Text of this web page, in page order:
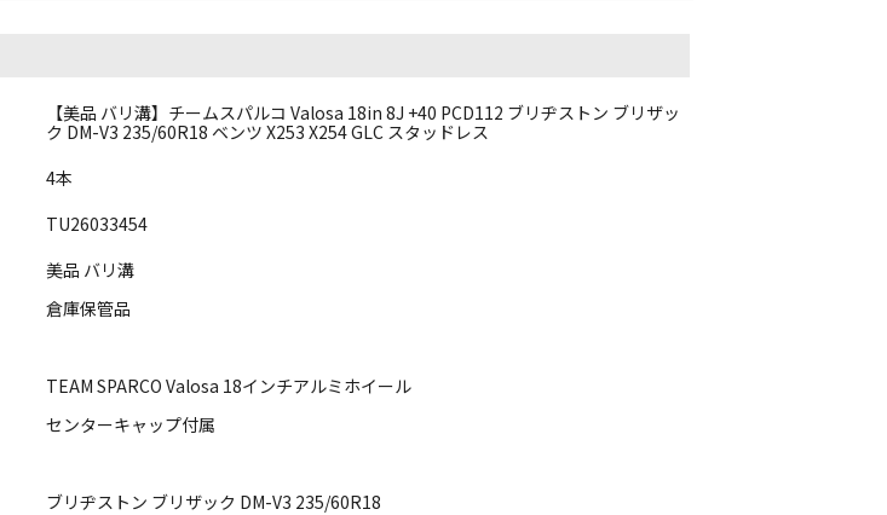
【美品 バリ溝】チームスパルコ Valosa 18in 8J +40 PCD112 ブリヂストン ブリザッ
ク DM-V3 235/60R18 ベンツ X253 X254 GLC スタッドレス
4本
TU26033454
美品 バリ溝
倉庫保管品
TEAM SPARCO Valosa 18インチアルミホイール
センターキャップ付属
ブリヂストン ブリザック DM-V3 235/60R18